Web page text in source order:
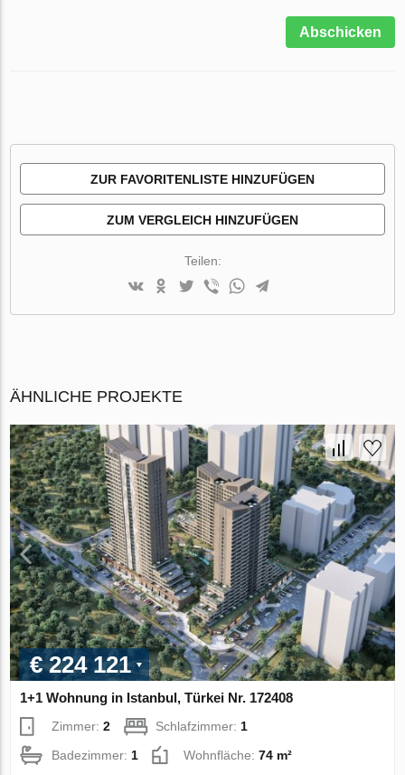
Abschicken
ZUR FAVORITENLISTE HINZUFÜGEN
ZUM VERGLEICH HINZUFÜGEN
Teilen:
ÄHNLICHE PROJEKTE
€ 224 121
1+1 Wohnung in Istanbul, Türkei Nr. 172408
Zimmer:2 Schlafzimmer:1
Badezimmer:1 Wohnfläche:74 m²